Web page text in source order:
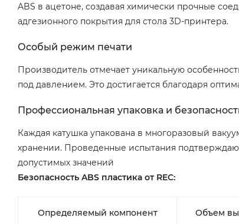
ABS в ацетоне, создавая химически прочные
адгезионного покрытия для стола 3D-принтера.
Особый режим печати
Производитель отмечает уникальную
под давлением. Это достигается благодаря
Профессиональная упаковка и
Каждая катушка упакована в многоразовый
хранении. Проведенные испытания
допустимых значений
Безопасность ABS пластика от REC:
Определяемый компонент Объем